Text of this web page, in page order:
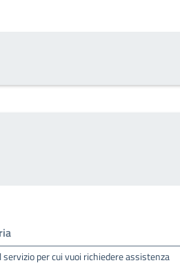
servizio per cui vuoi richiedere assistenza